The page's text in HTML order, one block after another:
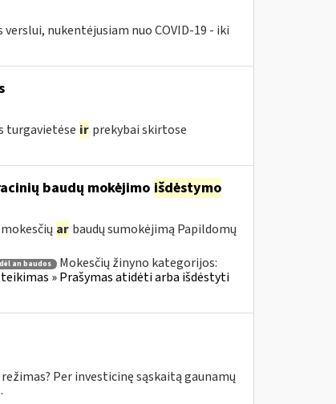
nukentėjusiam nuo COVID-19 - iki
turgavietėse ir prekybai skirtose
baudų mokėjimo išdėstymo
ar baudų sumokėjimą Papildomų
an baudos
Mokesčių žinyno kategorijos:
» Prašymas atidėti arba išdėstyti
Per investicinę sąskaitą gaunamų